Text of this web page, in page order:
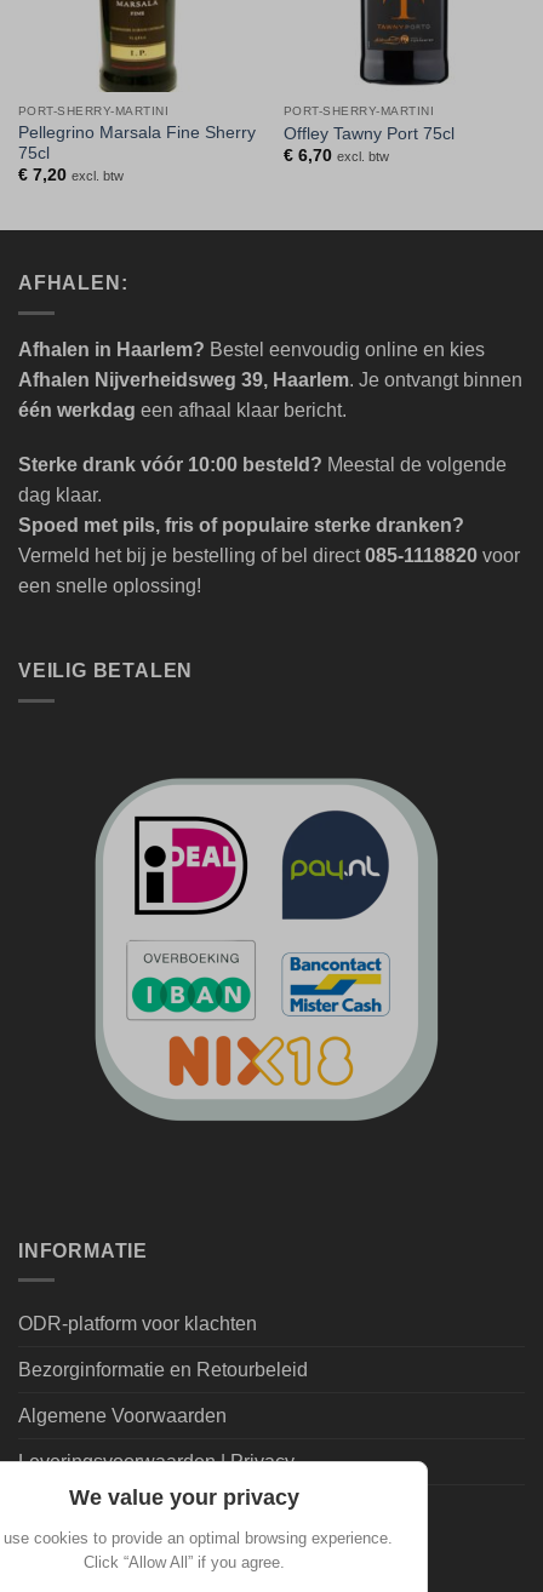
PORT-SHERRY-MARTINI
Pellegrino Marsala Fine Sherry
75cl
€7,20 excl. btw
PORT-SHERRY-MARTINI
Offley Tawny Port 75cl
€6,70 excl. btw
AFHALEN:
Afhalen in Haarlem? Bestel eenvoudig online en kies
Afhalen Nijverheidsweg 39, Haarlem. Je ontvangt binnen
één werkdag een afhaal klaar bericht.
Sterke drank vóór 10:00 besteld? Meestal de volgende
dag klaar.
Spoed met pils, fris of populaire sterke dranken?
Vermeld het bij je bestelling of bel direct085-1118820 voor
een snelle oplossing!
VEILIG BETALEN
INFORMATIE
ODR-platform voor klachten
Bezorginformatie en Retourbeleid
Algemene Voorwaarden
Leveringsvoorwaarden | Privacy
Goedkoopdrank.nl Informatie
ALGEMEEN
We value your privacy
use cookies to provide an optimal browsing experience.
Click “Allow All” if you agree.